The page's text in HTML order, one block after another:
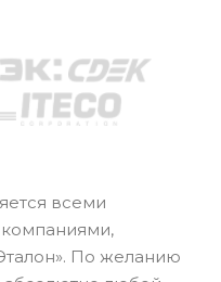
всеми
По желанию